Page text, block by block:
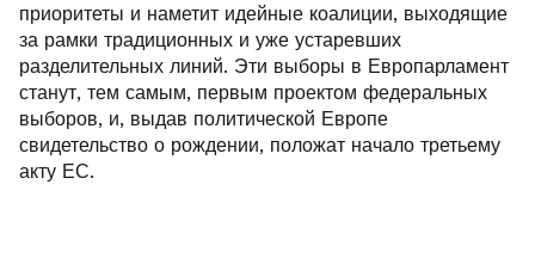
приоритеты и наметит идейные коалиции, выходящие
за рамки традиционных и уже устаревших
разделительных линий. Эти выборы в Европарламент
станут, тем самым, первым проектом федеральных
выборов, и, выдав политической Европе
свидетельство о рождении, положат начало третьему
акту ЕС.